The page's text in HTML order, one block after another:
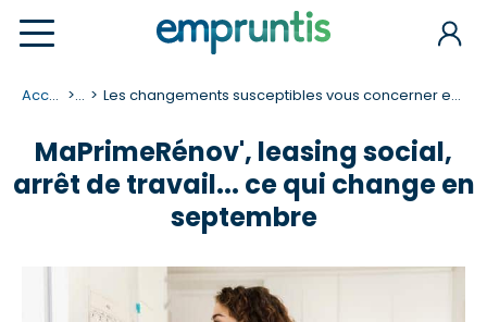
Accueil ... Les changements susceptibles vous concerner en septembre 2025
MaPrimeRénov', leasing social,
arrêt de travail... ce qui change en
septembre